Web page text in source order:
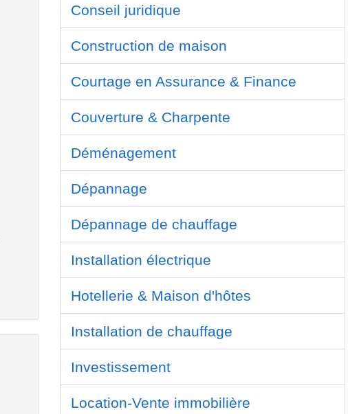
Conseil juridique
Construction de maison
Courtage en Assurance & Finance
Couverture & Charpente
Déménagement
Dépannage
Dépannage de chauffage
Installation électrique
Hotellerie & Maison d'hôtes
Installation de chauffage
Investissement
Location-Vente immobilière